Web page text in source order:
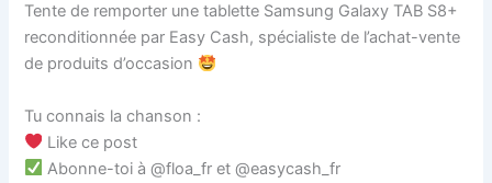
Tente de remporter une tablette Samsung Galaxy TAB S8+
reconditionnée par Easy Cash, spécialiste de l’achat-vente
de produits d’occasion
Tu connais la chanson :
Like ce post
Abonne-toi à @floa_fr et @easycash_fr